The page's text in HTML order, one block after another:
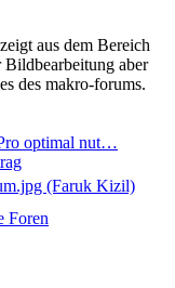
aus dem Bereich
aber
des makro-forums.
optimal nut…
Foren